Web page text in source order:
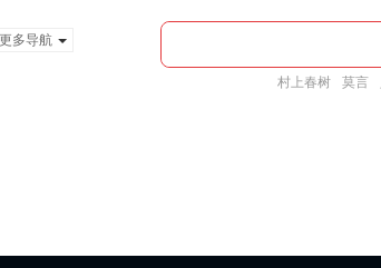
更多导航
村上春树 莫言